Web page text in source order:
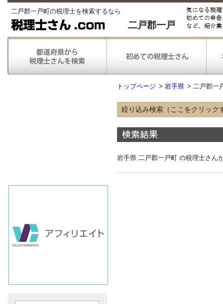
二戸郡一戸町の税理士を検索するなら
二戸郡一戸
トップページ > 岩手県 > 二戸郡一
絞り込み検索（ここをクリック
得意な業種
情報通信
不動産
岩手県 二戸郡一戸町 の税理士さん